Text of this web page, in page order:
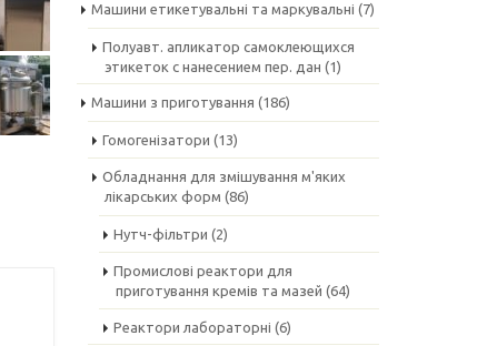
Машини етикетувальні та маркувальні (7)
Полуавт. апликатор самоклеющихся
этикеток с нанесением пер. дан (1)
Машини з приготування (186)
Гомогенізатори (13)
Обладнання для змішування м'яких
лікарських форм (86)
Нутч-фільтри (2)
Промислові реактори для
приготування кремів та мазей (64)
Реактори лабораторні (6)